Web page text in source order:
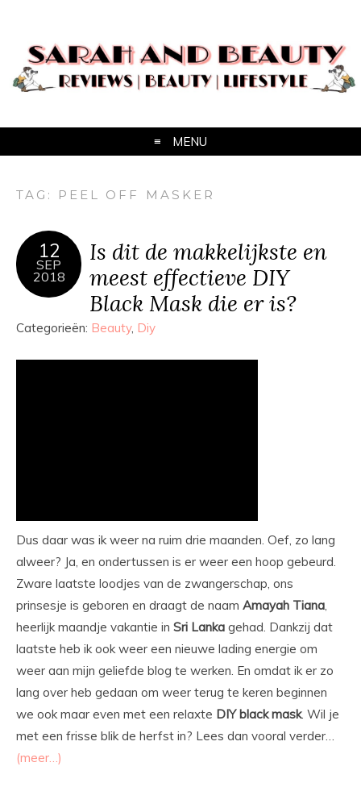
MENU
TAG: PEEL OFF MASKER
12
SEP
2018
Is dit de makkelijkste en
meest effectieve DIY
Black Mask die er is?
Categorieën: Beauty, Diy
Dus daar was ik weer na ruim drie maanden. Oef, zo lang
alweer? Ja, en ondertussen is er weer een hoop gebeurd.
Zware laatste loodjes van de zwangerschap, ons
prinsesje is geboren en draagt de naam Amayah Tiana,
heerlijk maandje vakantie in Sri Lanka gehad. Dankzij dat
laatste heb ik ook weer een nieuwe lading energie om
weer aan mijn geliefde blog te werken. En omdat ik er zo
lang over heb gedaan om weer terug te keren beginnen
we ook maar even met een relaxte DIY black mask. Wil je
met een frisse blik de herfst in? Lees dan vooral verder…
(meer…)